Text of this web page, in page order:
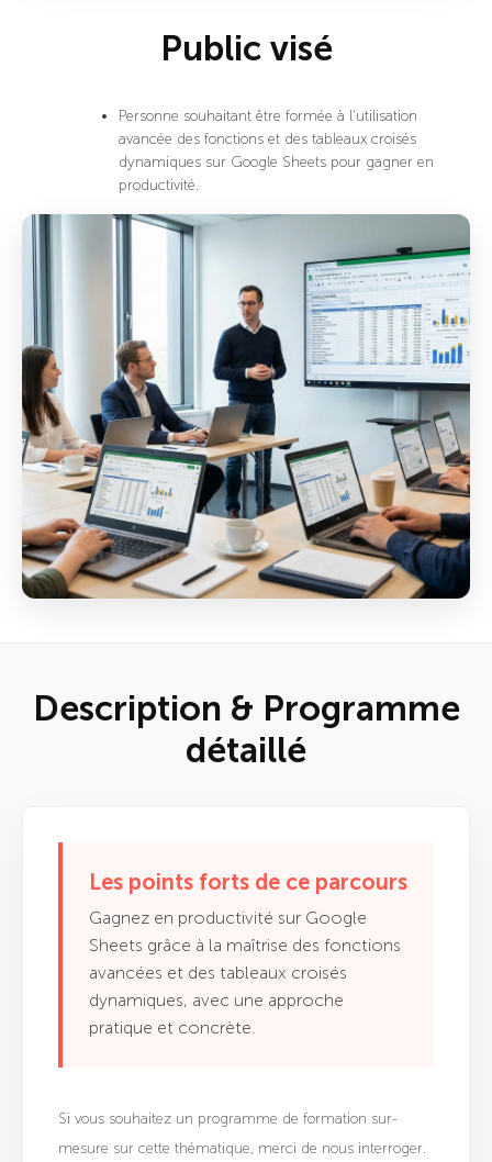
Public visé
Personne souhaitant être formée à l'utilisation
avancée des fonctions et des tableaux croisés
dynamiques sur Google Sheets pour gagner en
productivité.
Description & Programme
détaillé
Les points forts de ce parcours
Gagnez en productivité sur Google
Sheets grâce à la maîtrise des fonctions
avancées et des tableaux croisés
dynamiques, avec une approche
pratique et concrète.
Si vous souhaitez un programme de formation sur-
mesure sur cette thématique, merci de nous interroger.